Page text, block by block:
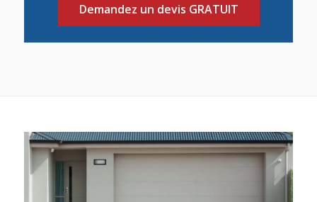
Demandez un devis GRATUIT